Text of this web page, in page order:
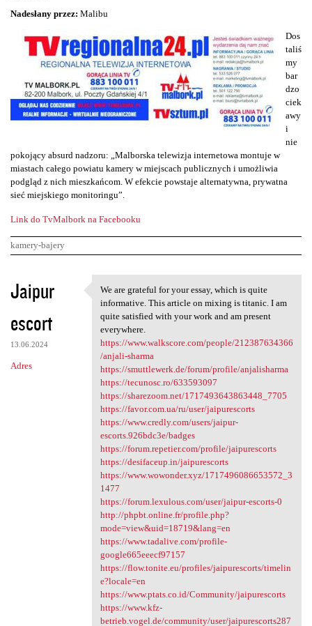
Nadesłany przez: Malibu
Dos
taliś
my
bar
dzo
ciek
awy
i
nie
pokojący absurd nadzoru: „Malborska telewizja internetowa montuje w
miastach całego powiatu kamery w miejscach publicznych i umożliwia
podgląd z nich mieszkańcom. W efekcie powstaje alternatywna, prywatna
sieć miejskiego monitoringu”.
Link do TvMalbork na Facebooku
kamery-bajery
K
o
m
e
n
Jaipur
escort
13.06.2024
Adres
We are grateful for your
We are grateful for your essay, which is quite
informative. This article on mixing is titanic. I am
quite satisfied with your work and am present
everywhere.
https://www.walkscore.com/people/212387634366
/anjali-sharma
https://smuttlewerk.de/forum/profile/anjalisharma
https://tecunosc.ro/633593097
https://sharezoom.net/1717493643863448_7705
https://favor.com.ua/ru/user/jaipurescorts
https://www.credly.com/users/jaipur-
escorts.926bdc3e/badges
https://forum.repetier.com/profile/jaipurescorts
https://desifaceup.in/jaipurescorts
https://www.wowonder.xyz/1717496086653572_3
1477
https://forum.lexulous.com/user/jaipur-escorts-0
http://phpbt.online.fr/profile.php?
mode=view&uid=18719&lang=en
https://www.tadalive.com/profile-
google665eeecf97157
https://flow.tonite.eu/profiles/jaipurescorts/timelin
e?locale=en
https://www.ptats.co.id/Community/jaipurescorts
https://www.kfz-
betrieb.vogel.de/community/user/jaipurescorts287